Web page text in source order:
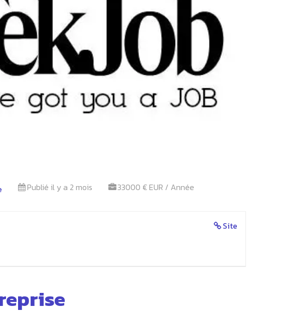
Publié il y a 2 mois 33000 € EUR / Année
Site